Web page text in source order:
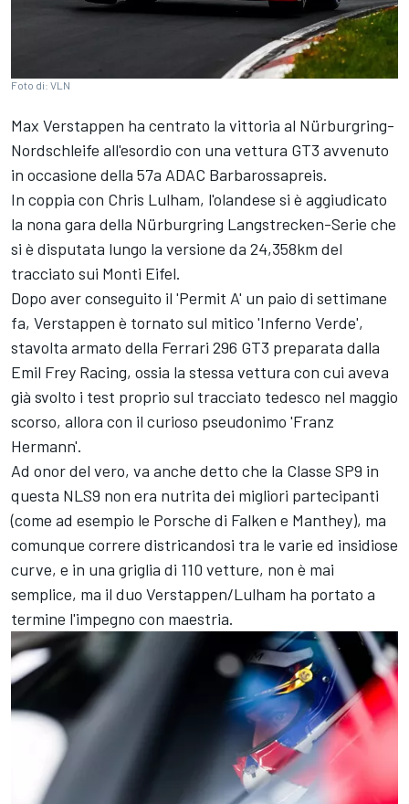
Foto di: VLN
Max Verstappen ha centrato la vittoria al Nürburgring-
Nordschleife all'esordio con una vettura GT3 avvenuto
in occasione della 57a ADAC Barbarossapreis.
In coppia con Chris Lulham, l'olandese si è aggiudicato
la nona gara della Nürburgring Langstrecken-Serie che
si è disputata lungo la versione da 24,358km del
tracciato sui Monti Eifel.
Dopo aver conseguito il 'Permit A' un paio di settimane
fa, Verstappen è tornato sul mitico 'Inferno Verde',
stavolta armato della Ferrari 296 GT3 preparata dalla
Emil Frey Racing, ossia la stessa vettura con cui aveva
già svolto i test proprio sul tracciato tedesco nel maggio
scorso, allora con il curioso pseudonimo 'Franz
Hermann'.
Ad onor del vero, va anche detto che la Classe SP9 in
questa NLS9 non era nutrita dei migliori partecipanti
(come ad esempio le Porsche di Falken e Manthey), ma
comunque correre districandosi tra le varie ed insidiose
curve, e in una griglia di 110 vetture, non è mai
semplice, ma il duo Verstappen/Lulham ha portato a
termine l'impegno con maestria.